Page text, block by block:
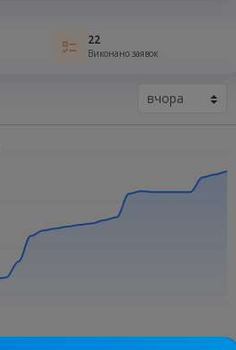
22
Виконано заявок